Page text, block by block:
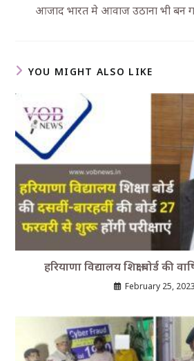
आजाद भारत मे आवाज उठाना भी बन
YOU MIGHT ALSO LIKE
हरियाणा विद्यालय शिक्षा बोर्ड की
February 25, 2023